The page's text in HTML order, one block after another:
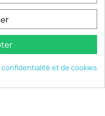
keyboard_arrow_down
confidentialité et de cookies